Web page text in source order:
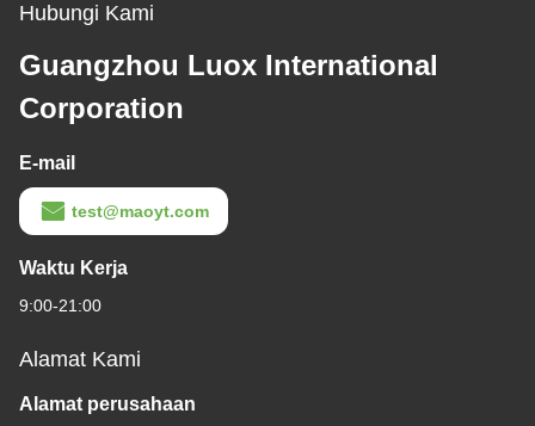
Hubungi Kami
Guangzhou Luox International
Corporation
E-mail
test@maoyt.com
Waktu Kerja
9:00-21:00
Alamat Kami
Alamat perusahaan